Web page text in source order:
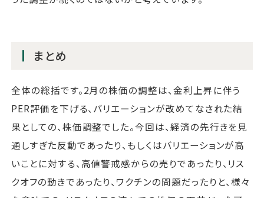
まとめ
全体の総括です。2月の株価の調整は、金利上昇に伴う
PER評価を下げる、バリエーションが改めてなされた結
果としての、株価調整でした。今回は、経済の先行きを見
通しすぎた反動であったり、もしくはバリエーションが高
いことに対する、高値警戒感からの売りであったり、リス
クオフの動きであったり、ワクチンの問題だったりと、様々